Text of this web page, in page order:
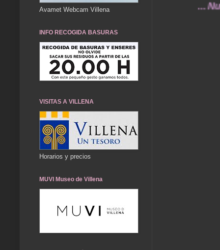
... Nuestros
Avamet Webcam Villena
INFO RECOGIDA BASURAS
VISITAS A VILLENA
Horarios y precios
MUVI Museo de Villena